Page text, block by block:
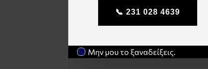
📞 231 028 4639
Μην μου το ξαναδείξεις.